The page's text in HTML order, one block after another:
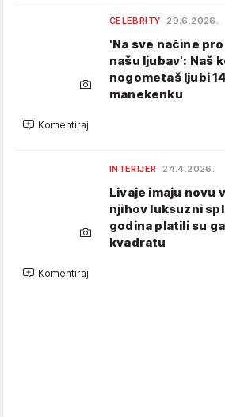
CELEBRITY 29.6.2026.
'Na sve načine
našu ljubav': Naš
nogometaš ljubi
manekenku
Komentiraj
INTERIJER 24.4.2026.
Livaje imaju novu
njihov luksuzni
godina platili su
kvadratu
Komentiraj